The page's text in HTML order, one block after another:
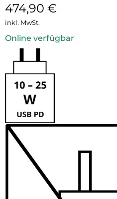
474,90 €
inkl. MwSt.
Online verfügbar